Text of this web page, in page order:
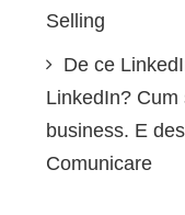
Selling
De ce
LinkedIn?
business. E
Comunicare